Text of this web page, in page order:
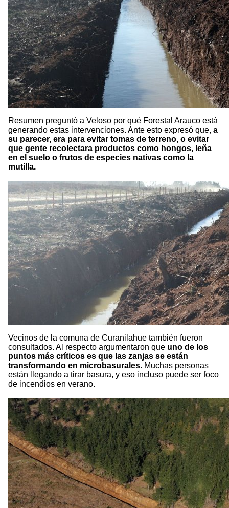
Resumen preguntó a Veloso por qué Forestal Arauco está
generando estas intervenciones. Ante esto expresó que, a
su parecer, era para evitar tomas de terreno, o evitar
que gente recolectara productos como hongos, leña
en el suelo o frutos de especies nativas como la
mutilla.
Vecinos de la comuna de Curanilahue también fueron
consultados. Al respecto argumentaron que uno de los
puntos más críticos es que las zanjas se están
transformando en microbasurales. Muchas personas
están llegando a tirar basura, y eso incluso puede ser foco
de incendios en verano.